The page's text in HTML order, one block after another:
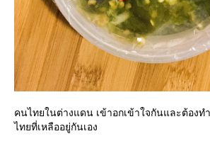
คนไทยในต่างแดน เข้าอกเข้าใจกันและต้องท
ไทยที่เหลืออยู่กันเอง